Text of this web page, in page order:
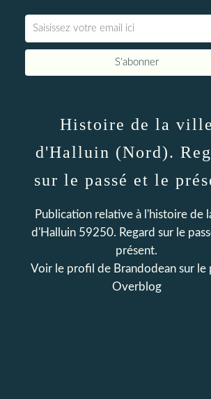
Histoire de la ville
d'Halluin (Nord).
sur le passé et le
Publication relative à l'histoire de
d'Halluin 59250. Regard sur le
présent.
Voir le profil de Brandodean sur le
Overblog